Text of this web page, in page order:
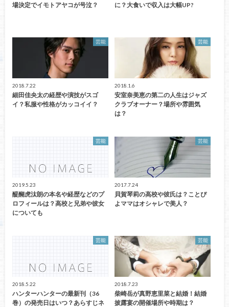
場決定でイモトアヤコが号泣？
に？大食いで収入は大幅UP?
芸能
2018.7.22
細田佳央太の経歴や演技がスゴ
イ？私服や性格がカッコイイ？
芸能
2018.1.6
安室奈美恵の第二の人生はジャズ
クラブオーナー？場所や雰囲気
は？
芸能
2019.5.23
醍醐虎汰朗の本名や経歴などのプ
ロフィールは？高校と兄弟や彼女
についても
芸能
2017.7.24
貝賀琴莉の高校や彼氏は？ことぴ
よママはオシャレで美人？
芸能
2018.5.22
ハンターハンターの最新刊（36
巻）の発売日はいつ？あらすじネ
芸能
2018.7.23
柴崎岳が真野恵里菜と結婚！結婚
披露宴の開催場所や時期は？